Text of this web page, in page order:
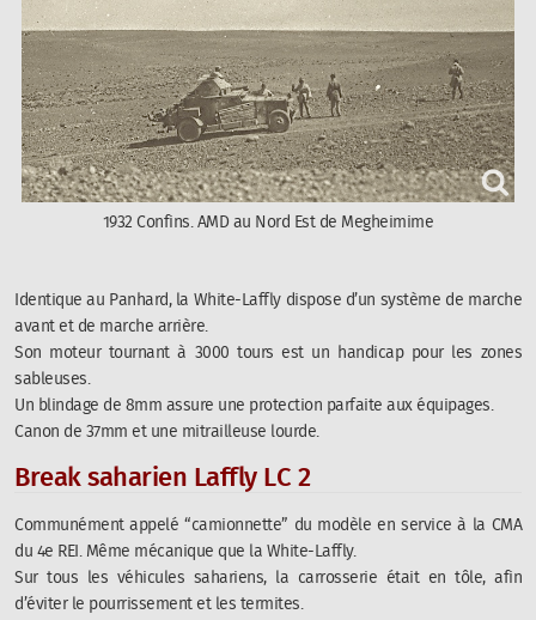
1932 Confins. AMD au Nord Est de Megheimime
Identique au Panhard, la White-Laffly dispose d’un système de marche
avant et de marche arrière.
Son moteur tournant à 3000 tours est un handicap pour les zones
sableuses.
Un blindage de 8mm assure une protection parfaite aux équipages.
Canon de 37mm et une mitrailleuse lourde.
Break saharien Laffly LC 2
Communément appelé “camionnette” du modèle en service à la CMA
du 4e REI. Même mécanique que la White-Laffly.
Sur tous les véhicules sahariens, la carrosserie était en tôle, afin
d’éviter le pourrissement et les termites.